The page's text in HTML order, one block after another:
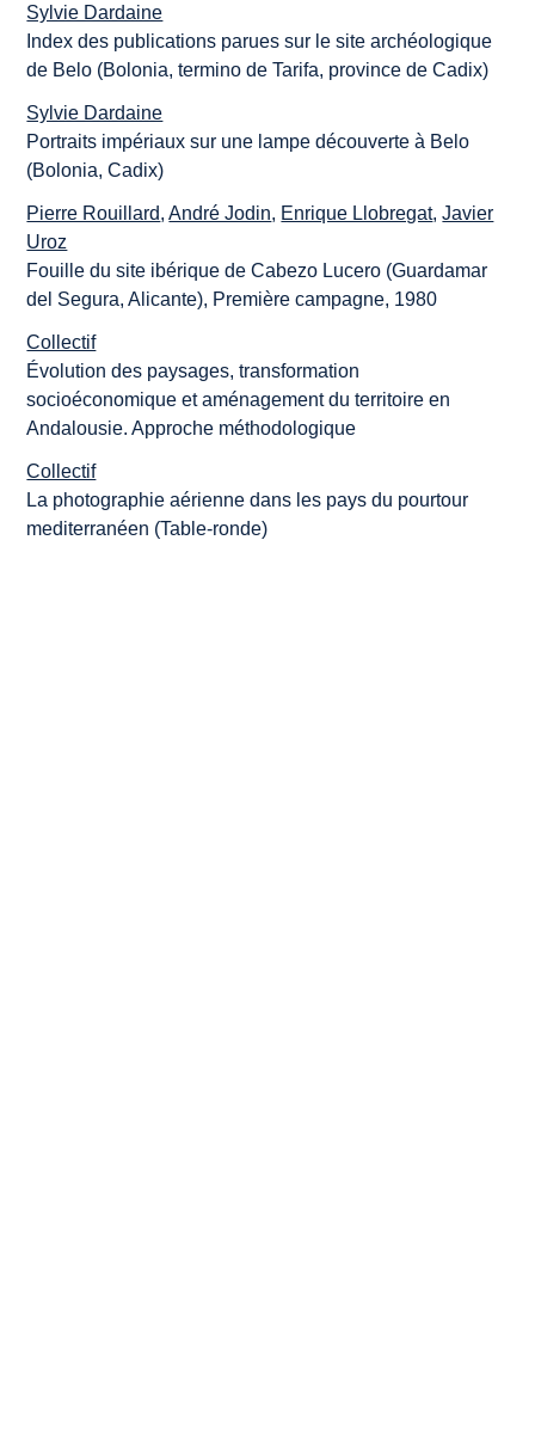
Sylvie Dardaine
Index des publications parues sur le site archéologique
de Belo (Bolonia, termino de Tarifa, province de Cadix)
Sylvie Dardaine
Portraits impériaux sur une lampe découverte à Belo
(Bolonia, Cadix)
Pierre Rouillard,André Jodin, Enrique Llobregat,Javier
Uroz
Fouille du site ibérique de Cabezo Lucero (Guardamar
del Segura, Alicante), Première campagne, 1980
Collectif
Évolution des paysages, transformation
socioéconomique et aménagement du territoire en
Andalousie. Approche méthodologique
Collectif
La photographie aérienne dans les pays du pourtour
mediterranéen (Table-ronde)